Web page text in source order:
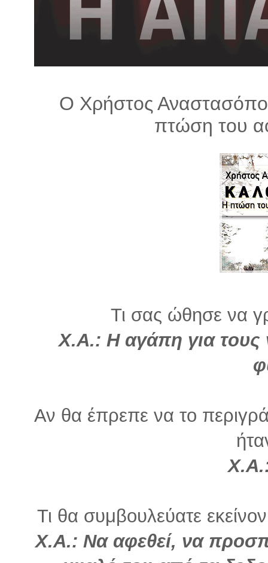
Ο Χρήστος
πτώση του
Τι σας ώθησε να
Χ.Α.: Η αγάπη για τους
Αν θα έπρεπε να το
Τι θα συμβουλεύατε
Χ.Α.: Να αφεθεί, να